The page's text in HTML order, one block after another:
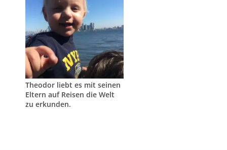
Theodor liebt es mit seinen
Eltern auf Reisen die Welt
zu erkunden.